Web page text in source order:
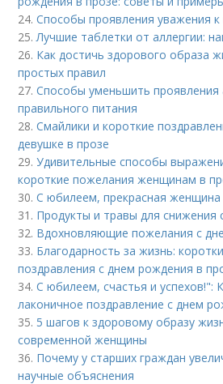
24.Способы проявления уважения к
25.Лучшие таблетки от аллергии:
26. Как достичь здорового образа
простых правил
27.Способы уменьшить
правильного питания
28.Смайлики и короткие
девушке в прозе
29.Удивительные способы
короткие пожелания женщинам в
30.С юбилеем, прекрасная женщина
31. Продукты и травы для снижения
32. Вдохновляющие пожелания с
33. Благодарность за жизнь:
поздравления с днем рождения в
34.С юбилеем, счастья и успехов!":
лаконичное поздравление с днем
35. 5 шагов к здоровому образу
современной женщины
36. Почему у старших граждан
научные объяснения